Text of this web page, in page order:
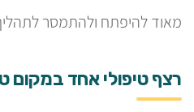
מאוד להיפתח ולהתמסר
רצף טיפולי אחד במקום